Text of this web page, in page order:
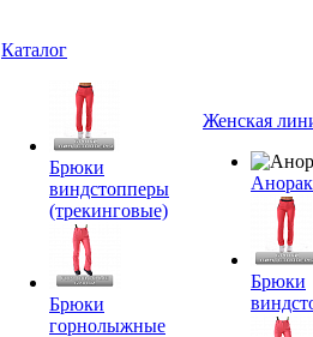
Каталог
Брюки
виндстопперы
(трекинговые)
Брюки
горнолыжные
Женская
Брюки